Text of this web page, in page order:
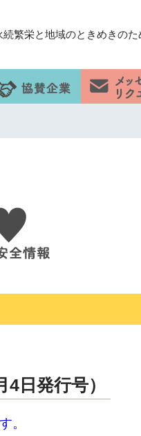
続繁栄と地域のときめきのた
日発行号）
。